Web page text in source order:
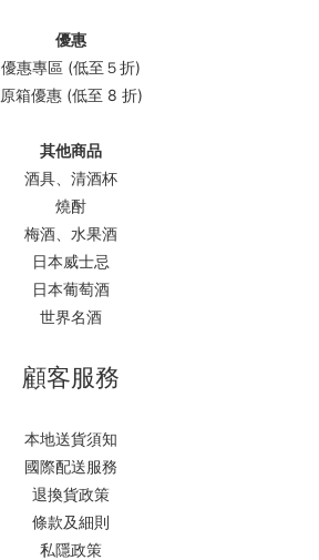
優惠
優惠專區 (低至５折)
原箱優惠 (低至 8 折)
其他商品
酒具、清酒杯
燒酎
梅酒、水果酒
日本威士忌
日本葡萄酒
世界名酒
顧客服務
本地送貨須知
國際配送服務
退換貨政策
條款及細則
私隱政策